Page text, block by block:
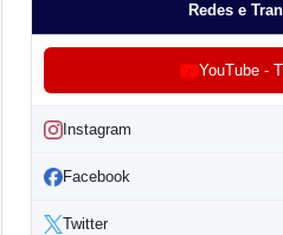
Redes e
YouTube -
Instagram
Facebook
Twitter